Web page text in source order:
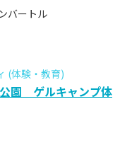
バートル
(体験・教育)
園 ゲルキャンプ体